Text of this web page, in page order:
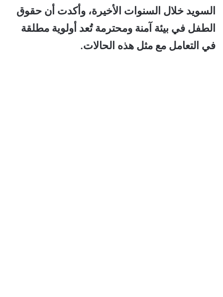
السويد خلال السنوات الأخيرة، وأكدت أن حقوق
الطفل في بيئة آمنة ومحترمة تُعد أولوية مطلقة
في التعامل مع مثل هذه الحالات.